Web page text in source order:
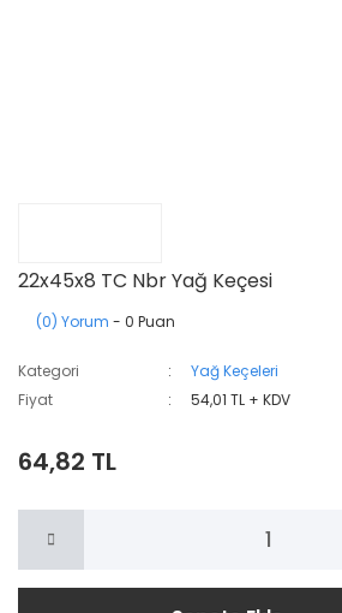
22x45x8 TC Nbr Yağ Keçesi
(0) Yorum - 0 Puan
Kategori
Yağ Keçeleri
Fiyat
54,01 TL + KDV
64,82 TL